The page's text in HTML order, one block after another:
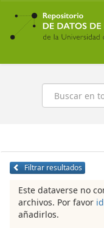
Ir
contenido
principal
Buscar
Filtrar resultados
Este dataverse no
archivos. Por favor
añadirlos.